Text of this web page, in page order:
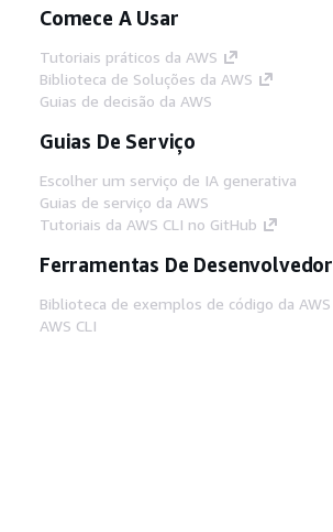
Comece A Usar
Tutoriais práticos da AWS
Biblioteca de Soluções da AWS
Guias de decisão da AWS
Guias De Serviço
Escolher um serviço de IA generativa
Guias de serviço da AWS
Tutoriais da AWS CLI no GitHub
Ferramentas De Desenvolvedor
Biblioteca de exemplos de código da AWS
AWS CLI